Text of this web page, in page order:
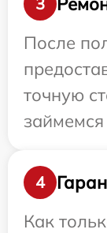
После
точную
4
Как